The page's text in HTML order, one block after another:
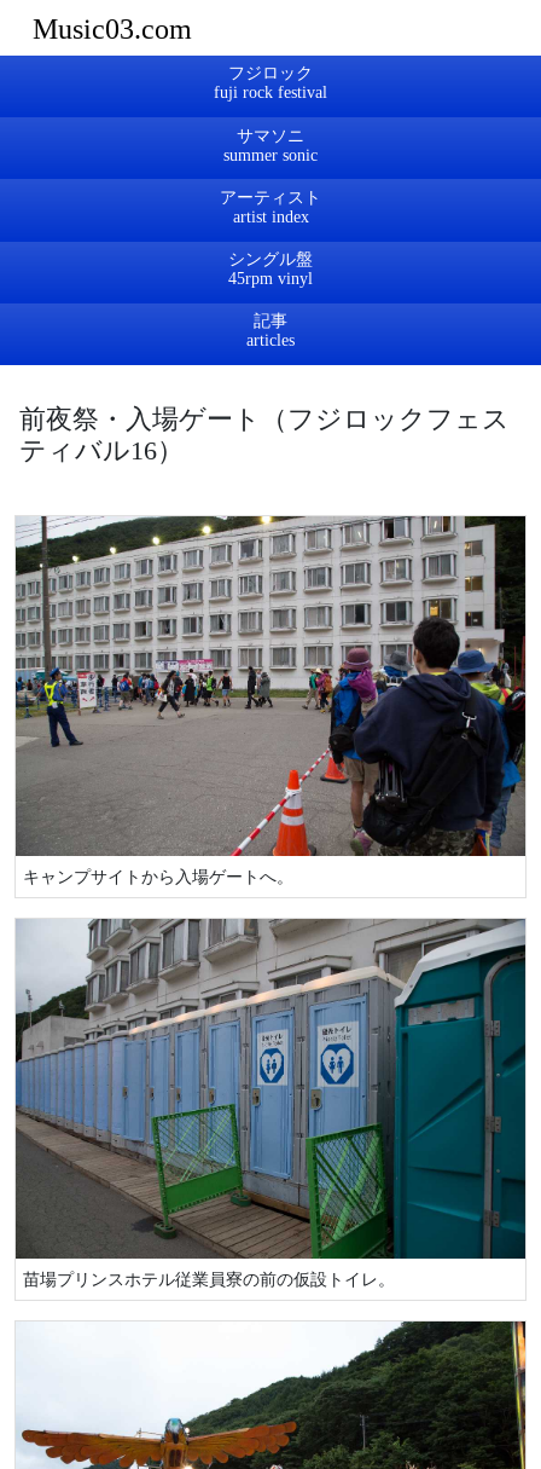
Music03.com
フジロック
サマソニ
アーティスト
シングル盤
記事
前夜祭・入場ゲート（フジロックフェス
ティバル16）
キャンプサイトから入場ゲートへ。
苗場プリンスホテル従業員寮の前の仮設トイレ。